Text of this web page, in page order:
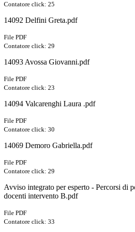
Contatore click: 25
14092 Delfini Greta.pdf
File PDF
Contatore click: 29
14093 Avossa Giovanni.pdf
File PDF
Contatore click: 23
14094 Valcarenghi Laura .pdf
File PDF
Contatore click: 30
14069 Demoro Gabriella.pdf
File PDF
Contatore click: 29
Avviso integrato per esperto - Percorsi di
docenti intervento B.pdf
File PDF
Contatore click: 33